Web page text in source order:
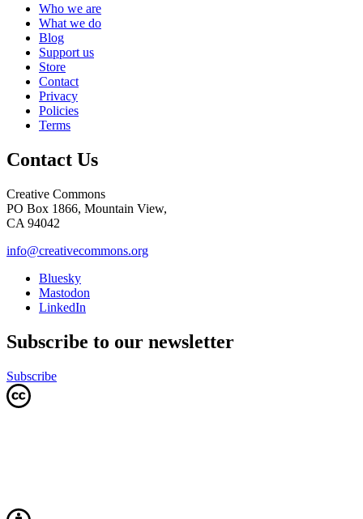
Who we are
What we do
Blog
Support us
Store
Contact
Privacy
Policies
Terms
Contact Us
Creative Commons
PO Box 1866, Mountain View,
CA 94042
info@creativecommons.org
Bluesky
Mastodon
LinkedIn
Subscribe to our newsletter
Subscribe